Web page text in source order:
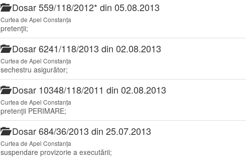
Dosar 559/118/2012* din 05.08.2013
Curtea de Apel Constanța
pretenţii;
Dosar 6241/118/2013 din 02.08.2013
Curtea de Apel Constanța
sechestru asigurător;
Dosar 10348/118/2011 din 02.08.2013
Curtea de Apel Constanța
pretenţii PERIMARE;
Dosar 684/36/2013 din 25.07.2013
Curtea de Apel Constanța
suspendare provizorie a executării;